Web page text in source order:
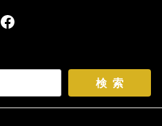
Facebook
検索